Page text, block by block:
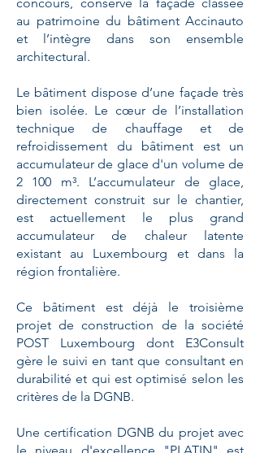
au patrimoine du bâtiment Accinauto
et l’intègre dans son ensemble
architectural.
Le bâtiment dispose d’une façade très
bien isolée. Le cœur de l’installation
technique de chauffage et de
refroidissement du bâtiment est un
accumulateur de glace d'un volume de
2 100 m³. L’accumulateur de glace,
directement construit sur le chantier,
est actuellement le plus grand
accumulateur de chaleur latente
existant au Luxembourg et dans la
région frontalière.
Ce bâtiment est déjà le troisième
projet de construction de la société
POST Luxembourg dont E3Consult
gère le suivi en tant que consultant en
durabilité et qui est optimisé selon les
critères de la DGNB.
Une certification DGNB du projet avec